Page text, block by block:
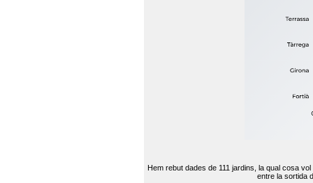
Hem rebut dades de 111 jardins, la qual cosa
entre la sortida